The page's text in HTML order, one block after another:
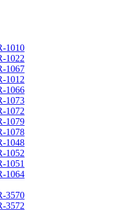
1010
1022
1067
1012
1066
1073
1072
1079
1078
1048
1052
1051
1064
3570
3572